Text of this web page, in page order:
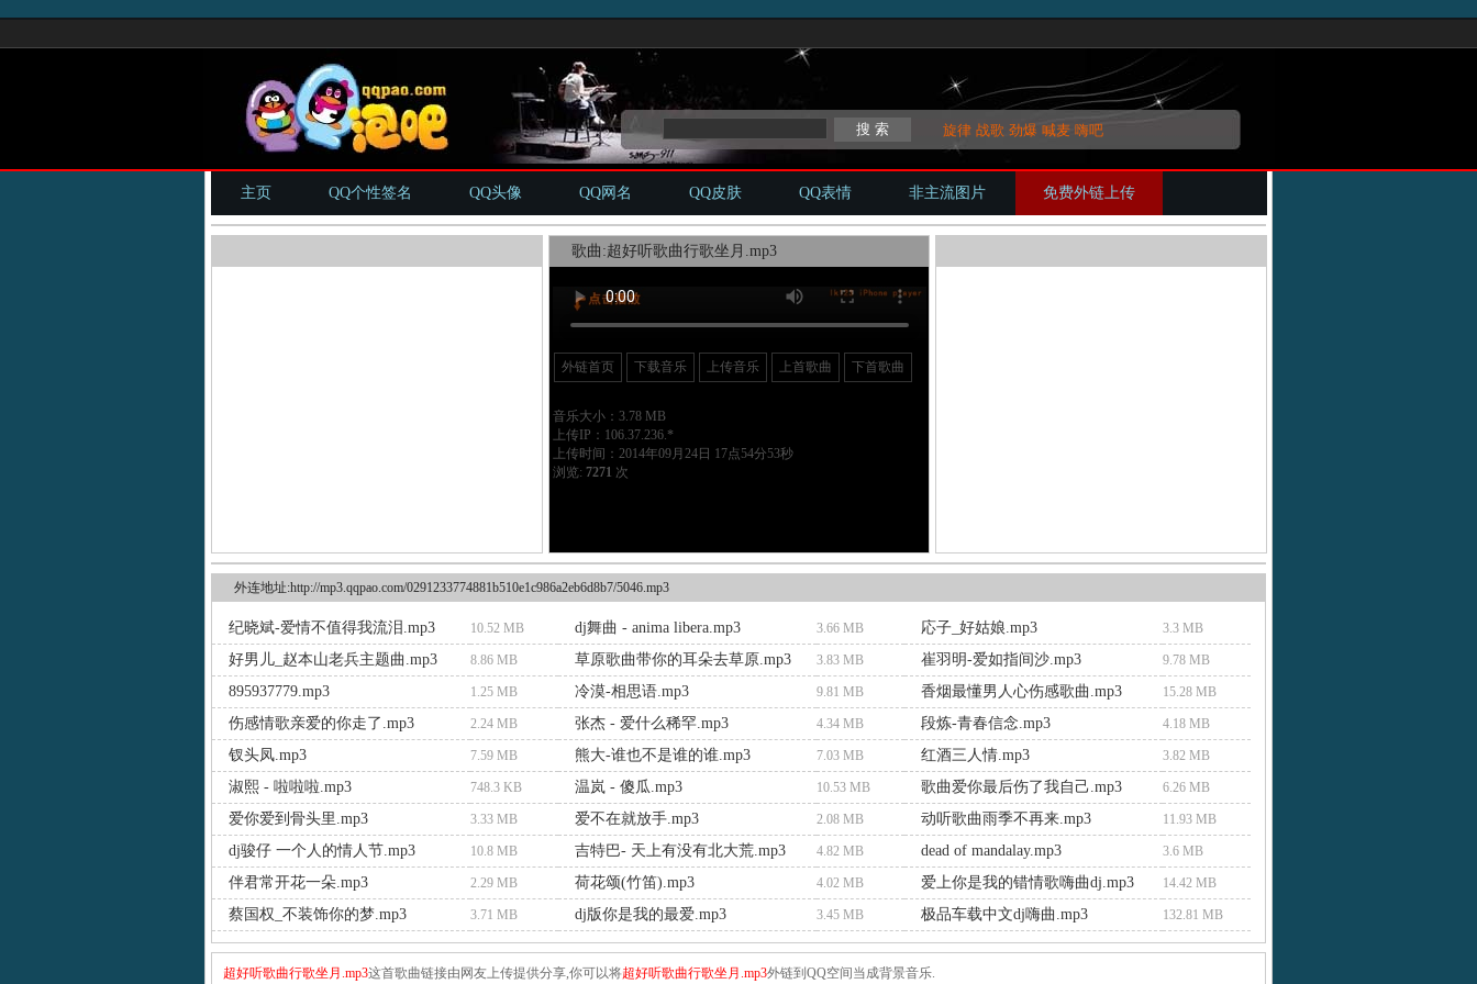
旋律 战歌 劲爆 喊麦 嗨吧
主页 QQ个性签名 QQ头像 QQ网名 QQ皮肤 QQ表情 非主流图片 免费外链上传
歌曲:超好听歌曲行歌坐月.mp3
外链首页 下载音乐 上传音乐 上首歌曲 下首歌曲
音乐大小：3.78 MB
上传IP：106.37.236.*
上传时间：2014年09月24日 17点54分53秒
浏览: 7271 次
外连地址:http://mp3.qqpao.com/0291233774881b510e1c986a2eb6d8b7/5046.mp3
纪晓斌-爱情不值得我流泪.mp3 10.52 MB dj舞曲 - anima libera.mp3 3.66 MB 応子_好姑娘.mp3 3.3 MB
好男儿_赵本山老兵主题曲.mp3 8.86 MB 草原歌曲带你的耳朵去草原.mp3 3.83 MB 崔羽明-爱如指间沙.mp3 9.78 MB
895937779.mp3 1.25 MB 冷漠-相思语.mp3 9.81 MB 香烟最懂男人心伤感歌曲.mp3 15.28 MB
伤感情歌亲爱的你走了.mp3 2.24 MB 张杰 - 爱什么稀罕.mp3 4.34 MB 段炼-青春信念.mp3 4.18 MB
钗头凤.mp3 7.59 MB 熊大-谁也不是谁的谁.mp3 7.03 MB 红酒三人情.mp3 3.82 MB
淑熙 - 啦啦啦.mp3 748.3 KB 温岚 - 傻瓜.mp3 10.53 MB 歌曲爱你最后伤了我自己.mp3 6.26 MB
爱你爱到骨头里.mp3 3.33 MB 爱不在就放手.mp3 2.08 MB 动听歌曲雨季不再来.mp3 11.93 MB
dj骏仔 一个人的情人节.mp3 10.8 MB 吉特巴- 天上有没有北大荒.mp3 4.82 MB dead of mandalay.mp3 3.6 MB
伴君常开花一朵.mp3 2.29 MB 荷花颂(竹笛).mp3 4.02 MB 爱上你是我的错情歌嗨曲dj.mp3 14.42 MB
蔡国权_不装饰你的梦.mp3 3.71 MB dj版你是我的最爱.mp3 3.45 MB 极品车载中文dj嗨曲.mp3 132.81 MB
超好听歌曲行歌坐月.mp3这首歌曲链接由网友上传提供分享,你可以将超好听歌曲行歌坐月.mp3外链到QQ空间当成背景音乐.